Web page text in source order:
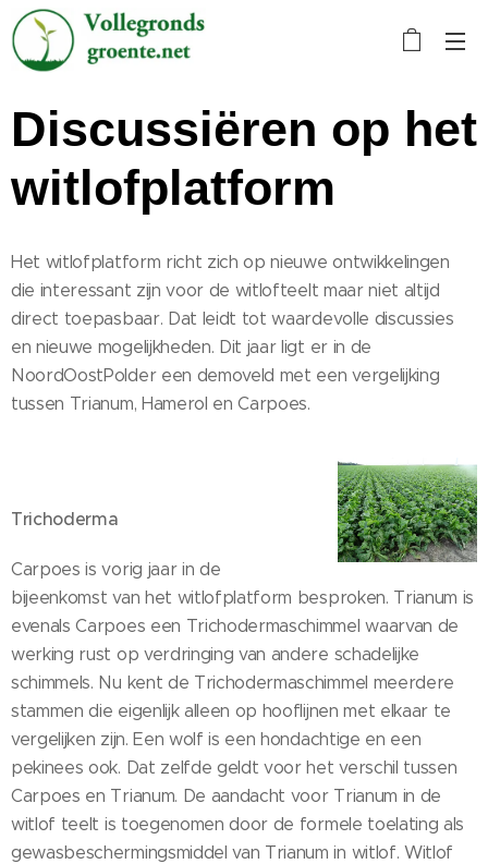
Discussiëren op het
witlofplatform
Het witlofplatform richt zich op nieuwe ontwikkelingen
die interessant zijn voor de witlofteelt maar niet altijd
direct toepasbaar. Dat leidt tot waardevolle discussies
en nieuwe mogelijkheden. Dit jaar ligt er in de
NoordOostPolder een demoveld met een vergelijking
tussen Trianum, Hamerol en Carpoes.
Trichoderma
Carpoes is vorig jaar in de
bijeenkomst van het witlofplatform besproken. Trianum is
evenals Carpoes een Trichodermaschimmel waarvan de
werking rust op verdringing van andere schadelijke
schimmels. Nu kent de Trichodermaschimmel meerdere
stammen die eigenlijk alleen op hooflijnen met elkaar te
vergelijken zijn. Een wolf is een hondachtige en een
pekinees ook. Dat zelfde geldt voor het verschil tussen
Carpoes en Trianum. De aandacht voor Trianum in de
witlof teelt is toegenomen door de formele toelating als
gewasbeschermingsmiddel van Trianum in witlof. Witlof